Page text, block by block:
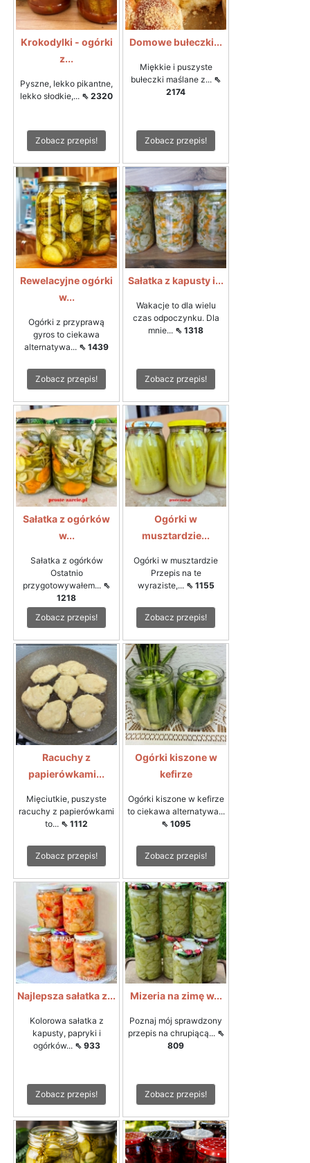
Krokodylki - ogórki
z...
Pyszne, lekko pikantne,
lekko słodkie,... ⇖ 2320
Zobacz przepis!
Domowe bułeczki...
Miękkie i puszyste
bułeczki maślane z... ⇖
2174
Zobacz przepis!
Rewelacyjne ogórki
w...
Ogórki z przyprawą
gyros to ciekawa
alternatywa... ⇖ 1439
Zobacz przepis!
Sałatka z kapusty i...
Wakacje to dla wielu
czas odpoczynku. Dla
mnie... ⇖ 1318
Zobacz przepis!
Sałatka z ogórków
w...
Sałatka z ogórków
Ostatnio
przygotowywałem... ⇖
1218
Zobacz przepis!
Ogórki w
musztardzie...
Ogórki w musztardzie
Przepis na te
wyraziste,... ⇖ 1155
Zobacz przepis!
Racuchy z
papierówkami...
Mięciutkie, puszyste
racuchy z papierówkami
to... ⇖ 1112
Zobacz przepis!
Ogórki kiszone w
kefirze
Ogórki kiszone w kefirze
to ciekawa alternatywa...
⇖ 1095
Zobacz przepis!
Najlepsza sałatka z...
Kolorowa sałatka z
kapusty, papryki i
ogórków... ⇖ 933
Zobacz przepis!
Mizeria na zimę w...
Poznaj mój sprawdzony
przepis na chrupiącą... ⇖
809
Zobacz przepis!